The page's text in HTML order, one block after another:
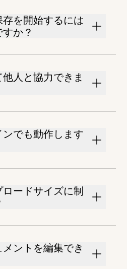
存を開始するには
か？
人と協力できま
でも動作します
ードサイズに制
ントを編集でき